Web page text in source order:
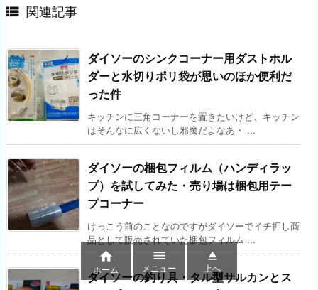
 関連記事
ダイソーのシンクコーナー用ダストホル
ダーと水切りポリ袋が思いのほか便利だ
った件
キッチンに三角コーナーを置きたいけど、キッチン
はそんなに広くないし邪魔だよなあ・ ...
ダイソーの梱包フィルム（ハンディラッ
プ）を試してみた・売り場は梱包用テー
プコーナー
けっこう前のことなのですがダイソーでイチ押し商
品として販売されていた梱包フィルム ...
ダイソーの釣り具・タル型サルカンとス

ホーム

メニュー

上へ